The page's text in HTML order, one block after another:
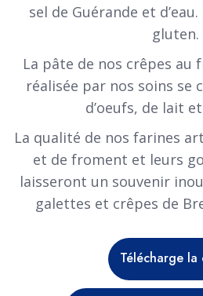
sel de Guérande et
gluten.
La pâte de nos crêpes au
réalisée par nos soins se
d’oeufs, de lait
La qualité de nos farines
et de froment et leurs
laisseront un souvenir
galettes et crêpes de
Télécharge la